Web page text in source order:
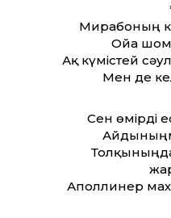
Мирабоның
Ойға
Ақ күмістей
Мен де
Сен өмірді
Аполлинер